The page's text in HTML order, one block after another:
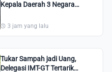
Kepala Daerah 3 Negara
Tenayan Raya
3 jam yang lalu
Tukar Sampah jadi Uang,
Delegasi IMT-GT Tertarik